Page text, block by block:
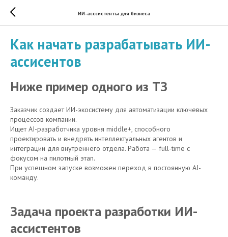
ИИ-асссистенты для бизнеса
Как начать разрабатывать ИИ-
ассисентов
Ниже пример одного из ТЗ
Заказчик создает ИИ-экосистему для автоматизации ключевых
процессов компании.
Ищет AI-разработчика уровня middle+, способного
проектировать и внедрять интеллектуальных агентов и
интеграции для внутреннего отдела. Работа — full-time с
фокусом на пилотный этап.
При успешном запуске возможен переход в постоянную AI-
команду.
Задача проекта разработки ИИ-
ассистентов